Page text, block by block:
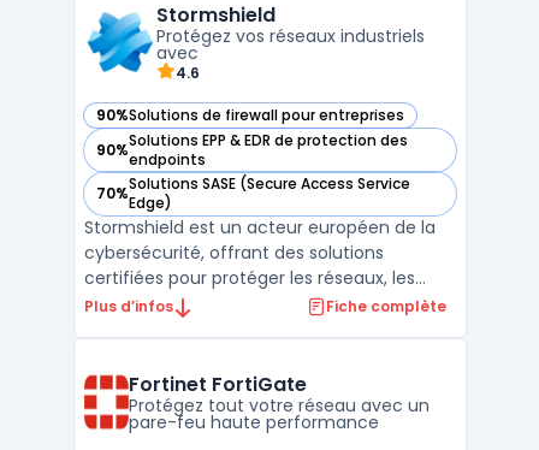
numériques en constante évolution. Cette
plateforme intègre une gestion réseau
centrali ...
Stormshield
Protégez vos réseaux industriels
avec
4.6
90%Solutions de firewall pour entreprises
— voir Stormshield dans cette catégorie
90%Solutions EPP & EDR de protection des
endpoints
— voir Stormshield dans cette catégorie
70%Solutions SASE (Secure Access Service
Edge)
— voir Stormshield dans cette catégorie
Stormshield est un acteur européen de la
cybersécurité, offrant des solutions
certifiées pour protéger les réseaux, les
postes de travail et les environnements
Stormshield garantit une protection
avancée adaptée aux bes ...
Plus d’infos Fiche complète
Fortinet FortiGate
Protégez tout votre réseau avec un
pare-feu haute performance